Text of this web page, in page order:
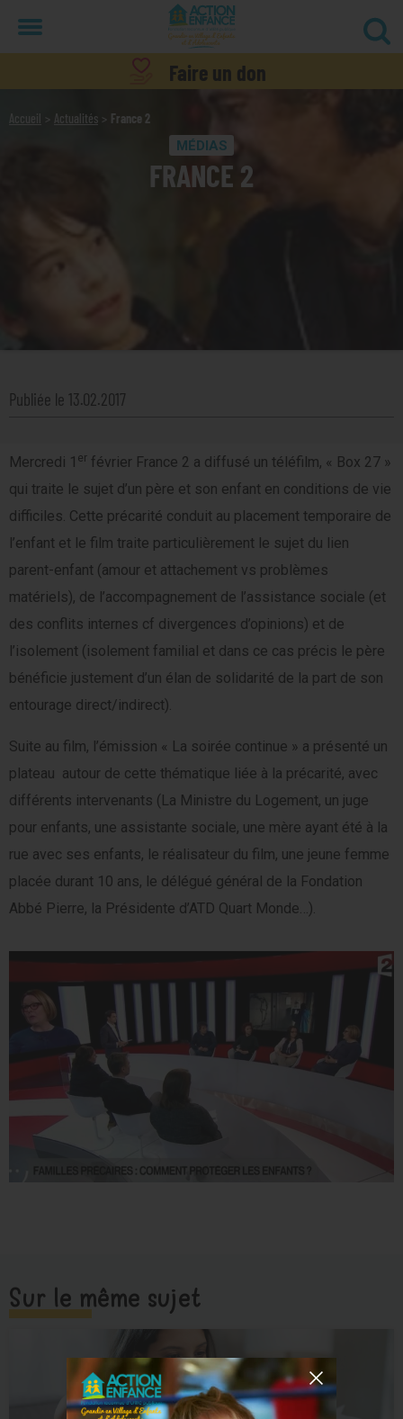
Faire un don
Accueil Actualités France 2
MÉDIAS
FRANCE 2
Publiée le 13.02.2017
Mercredi 1 er février France 2 a diffusé un téléfilm, « Box 27 »
qui traite le sujet d’un père et son enfant en conditions de vie
difficiles. Cette précarité conduit au placement temporaire de
l’enfant et le film traite particulièrement le sujet du lien
parent-enfant (amour et attachement vs problèmes
matériels), de l’accompagnement de l’assistance sociale (et
des conflits internes cf divergences d’opinions) et de
l’isolement (isolement familial et dans ce cas précis le père
bénéficie justement d’un élan de solidarité de la part de son
entourage direct/indirect).
Suite au film, l’émission « La soirée continue » a présenté un
plateau autour de cette thématique liée à la précarité, avec
différents intervenants (La Ministre du Logement, un juge
pour enfants, une assistante sociale, une mère ayant été à la
rue avec ses enfants, le réalisateur du film, une jeune femme
placée durant 10 ans, le délégué général de la Fondation
Abbé Pierre, la Présidente d’ATD Quart Monde…).
Sur le même sujet